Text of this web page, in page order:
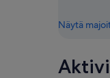
Näytä